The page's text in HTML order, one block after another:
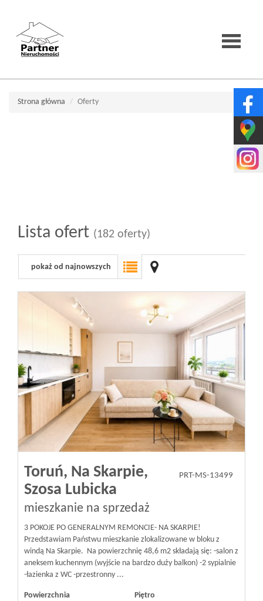
Strona
główna
Kontakt
Notatnik
Blog
Opinie
Strona główna Oferty
Lista ofert (182 oferty)
pokaż od najnowszych
Toruń, Na Skarpie,
Szosa Lubicka
mieszkanie na sprzedaż
PRT-MS-13499
3 POKOJE PO GENERALNYM REMONCIE- NA SKARPIE!
Przedstawiam Państwu mieszkanie zlokalizowane w bloku z
windą Na Skarpie. Na powierzchnię 48,6 m2 składają się: -salon z
aneksem kuchennym (wyjście na bardzo duży balkon) -2 sypialnie
-łazienka z WC -przestronny ...
Powierzchnia
Piętro